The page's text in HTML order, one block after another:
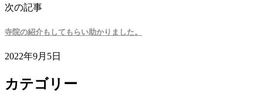
次の記事
寺院の紹介もしてもらい助かりました。
2022年9月5日
カテゴリー